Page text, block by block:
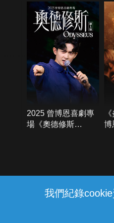
我們紀錄
2025 曾博恩喜劇專
場《奧德修斯
博